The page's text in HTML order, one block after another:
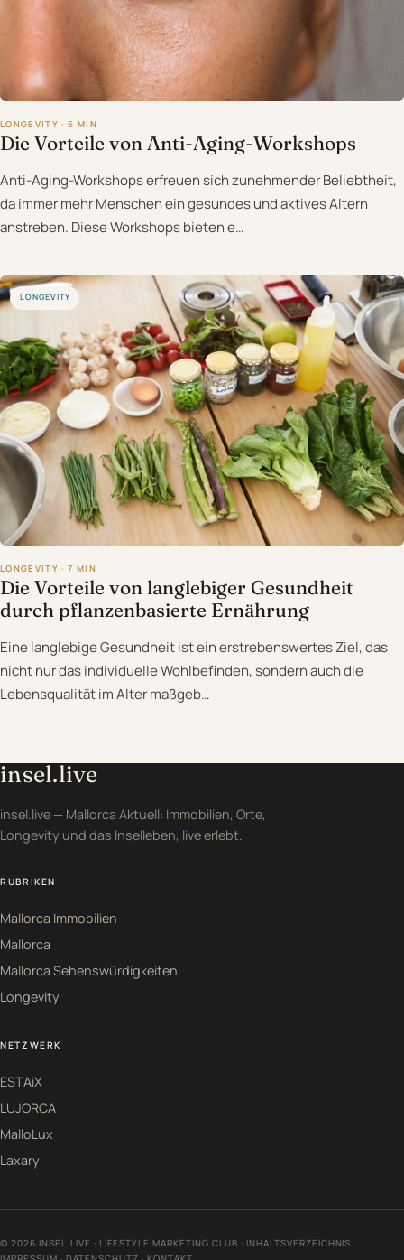
LONGEVITY · 6 MIN
Die Vorteile von Anti-Aging-Workshops
Anti-Aging-Workshops erfreuen sich zunehmender Beliebtheit,
da immer mehr Menschen ein gesundes und aktives Altern
anstreben. Diese Workshops bieten e…
LONGEVITY
LONGEVITY · 7 MIN
Die Vorteile von langlebiger Gesundheit
durch pflanzenbasierte Ernährung
Eine langlebige Gesundheit ist ein erstrebenswertes Ziel, das
nicht nur das individuelle Wohlbefinden, sondern auch die
Lebensqualität im Alter maßgeb…
insel.live
insel.live — Mallorca Aktuell: Immobilien, Orte,
Longevity und das Inselleben, live erlebt.
RUBRIKEN
Mallorca Immobilien
Mallorca
Mallorca Sehenswürdigkeiten
Longevity
NETZWERK
ESTAiX
LUJORCA
MalloLux
Laxary
© 2026 INSEL.LIVE · LIFESTYLE MARKETING CLUB · INHALTSVERZEICHNIS